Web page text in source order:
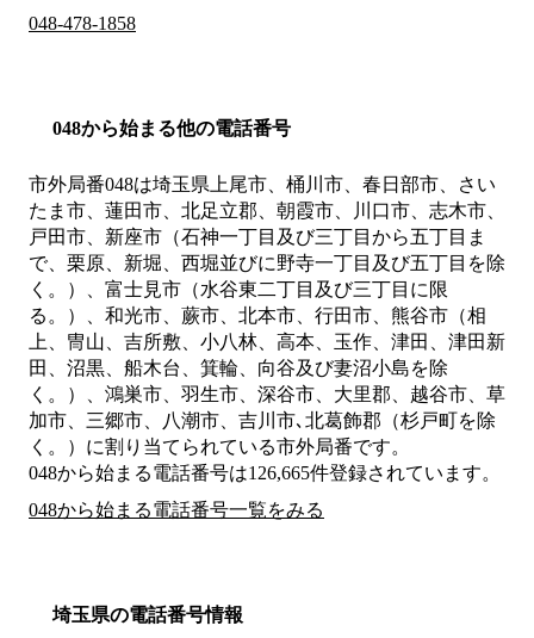
048-478-1858
048から始まる他の電話番号
市外局番048は埼玉県上尾市、桶川市、春日部市、さい
たま市、蓮田市、北足立郡、朝霞市、川口市、志木市、
戸田市、新座市（石神一丁目及び三丁目から五丁目ま
で、栗原、新堀、西堀並びに野寺一丁目及び五丁目を除
く。）、富士見市（水谷東二丁目及び三丁目に限
る。）、和光市、蕨市、北本市、行田市、熊谷市（相
上、冑山、吉所敷、小八林、高本、玉作、津田、津田新
田、沼黒、船木台、箕輪、向谷及び妻沼小島を除
く。）、鴻巣市、羽生市、深谷市、大里郡、越谷市、草
加市、三郷市、八潮市、吉川市､北葛飾郡（杉戸町を除
く。） に割り当てられている市外局番です。
048から始まる電話番号は126,665件登録されています。
048から始まる電話番号一覧をみる
埼玉県の電話番号情報